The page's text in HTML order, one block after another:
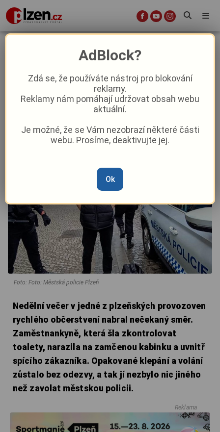
„Šlofík“ na zamčené toaletě vyšel
Krátké zprávy
26. 5. 2025|16:45
Foto: Foto: Městská policie Plzeň
Nedělní večer v jedné z plzeňských provozoven
rychlého občerstvení nabral nečekaný směr.
Zaměstnankyně, která šla zkontrolovat
toalety, narazila na zamčenou kabinku a uvnitř
spícího zákazníka. Opakované klepání a volání
zůstalo bez odezvy, a tak jí nezbylo nic jiného
než zavolat městskou policii.
Reklama
AdBlock?
Zdá se, že používáte nástroj pro blokování
reklamy.
Reklamy nám pomáhají udržovat obsah webu
aktuální.
Je možné, že se Vám nezobrazí některé části
webu. Prosíme, deaktivujte jej.
Ok